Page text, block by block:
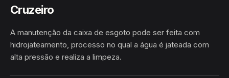
Cruzeiro
A manutenção da caixa de esgoto pode ser feita com
hidrojateamento, processo no qual a água é jateada com
alta pressão e realiza a limpeza.
HIDROJATEAMENTO
MONTE CRUZEIRO · ELÍSIO